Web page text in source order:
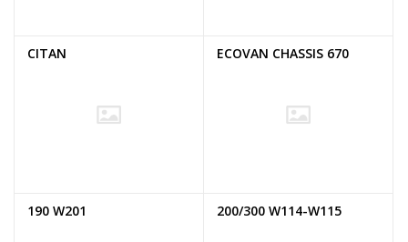
CITAN ECOVAN CHASSIS 670
190 W201 200/300 W114-W115